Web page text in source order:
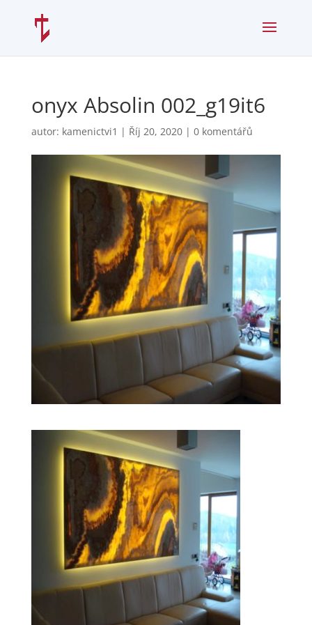
onyx Absolin 002_g19it6
autor: kamenictvi1 | Říj 20, 2020| 0 komentářů